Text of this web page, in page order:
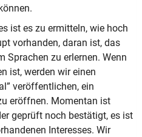
ist es zu ermitteln, wie hoch
vorhanden, daran ist, das
Sprachen zu erlernen. Wenn
ist, werden wir einen
veröffentlichen, ein
eröffnen. Momentan ist
geprüft noch bestätigt, es ist
Interesses. Wir